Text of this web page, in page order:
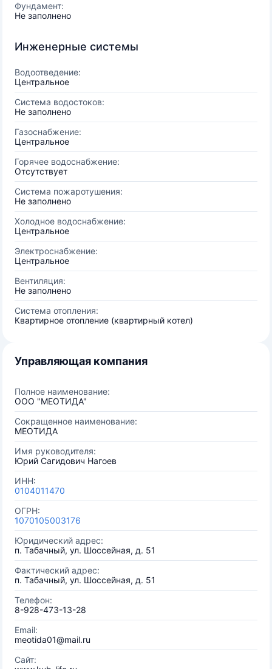
Фундамент:
Не заполнено
Инженерные системы
Водоотведение:
Центральное
Система водостоков:
Не заполнено
Газоснабжение:
Центральное
Горячее водоснабжение:
Отсутствует
Система пожаротушения:
Не заполнено
Холодное водоснабжение:
Центральное
Электроснабжение:
Центральное
Вентиляция:
Не заполнено
Система отопления:
Квартирное отопление (квартирный котел)
Управляющая компания
Полное наименование:
ООО "МЕОТИДА"
Сокращенное наименование:
МЕОТИДА
Имя руководителя:
Юрий Сагидович Нагоев
ИНН:
0104011470
ОГРН:
1070105003176
Юридический адрес:
п. Табачный, ул. Шоссейная, д. 51
Фактический адрес:
п. Табачный, ул. Шоссейная, д. 51
Телефон:
8-928-473-13-28
Email:
meotida01@mail.ru
Сайт: